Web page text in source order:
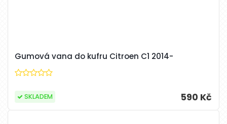
Gumová vana do kufru Citroen C1 2014-
590 Kč
SKLADEM